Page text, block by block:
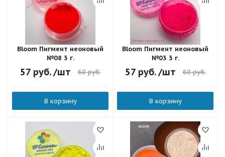
Bloom Пигмент неоновый
№08 3 г.
57руб. /шт 60руб.
В корзину
Bloom Пигмент неоновый
№03 3 г.
57руб. /шт 60руб.
В корзину